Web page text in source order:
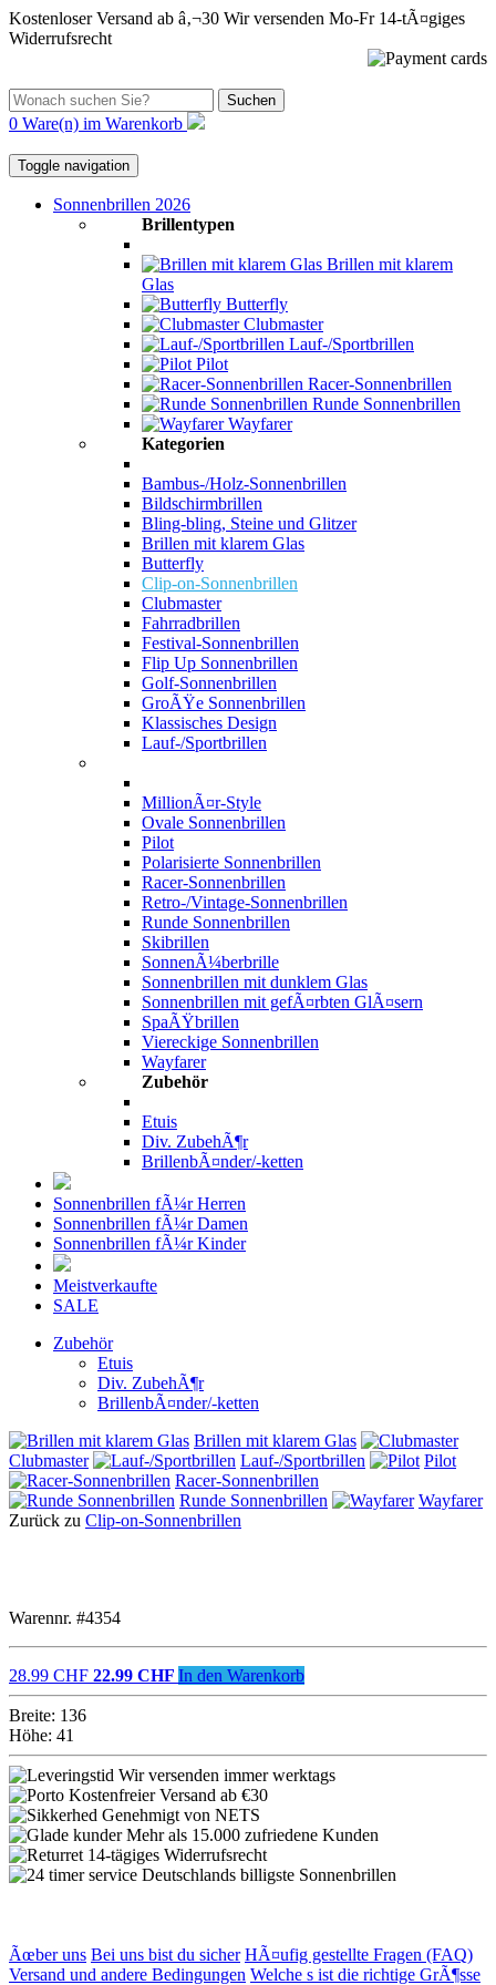
Kostenloser Versand ab â‚¬30 Wir versenden Mo-Fr 14-tÃ¤giges
Widerrufsrecht
Suchen
0 Ware(n) im Warenkorb
Toggle navigation
Sonnenbrillen 2026
Brillentypen
Brillen mit klarem
Glas
Butterfly
Clubmaster
Lauf-/Sportbrillen
Pilot
Racer-Sonnenbrillen
Runde Sonnenbrillen
Wayfarer
Kategorien
Bambus-/Holz-Sonnenbrillen
Bildschirmbrillen
Bling-bling, Steine und Glitzer
Brillen mit klarem Glas
Butterfly
Clip-on-Sonnenbrillen
Clubmaster
Fahrradbrillen
Festival-Sonnenbrillen
Flip Up Sonnenbrillen
Golf-Sonnenbrillen
GroÃŸe Sonnenbrillen
Klassisches Design
Lauf-/Sportbrillen
MillionÃ¤r-Style
Ovale Sonnenbrillen
Pilot
Polarisierte Sonnenbrillen
Racer-Sonnenbrillen
Retro-/Vintage-Sonnenbrillen
Runde Sonnenbrillen
Skibrillen
SonnenÃ¼berbrille
Sonnenbrillen mit dunklem Glas
Sonnenbrillen mit gefÃ¤rbten GlÃ¤sern
SpaÃŸbrillen
Viereckige Sonnenbrillen
Wayfarer
Zubehör
Etuis
Div. ZubehÃ¶r
BrillenbÃ¤nder/-ketten
Sonnenbrillen fÃ¼r Herren
Sonnenbrillen fÃ¼r Damen
Sonnenbrillen fÃ¼r Kinder
Meistverkaufte
SALE
Zubehör
Etuis
Div. ZubehÃ¶r
BrillenbÃ¤nder/-ketten
Brillen mit klarem Glas
Clubmaster
Lauf-/Sportbrillen
Pilot
Racer-Sonnenbrillen
Runde Sonnenbrillen
Wayfarer
Zurück zu Clip-on-Sonnenbrillen
Warennr. #4354
28.99 CHF 22.99 CHF In den Warenkorb
Breite: 136
Höhe: 41
Wir versenden immer werktags
Kostenfreier Versand ab €30
Genehmigt von NETS
Mehr als 15.000 zufriedene Kunden
14-tägiges Widerrufsrecht
Deutschlands billigste Sonnenbrillen
Ãœber uns Bei uns bist du sicher HÃ¤ufig gestellte Fragen (FAQ)
Versand und andere Bedingungen Welche s ist die richtige GrÃ¶sse